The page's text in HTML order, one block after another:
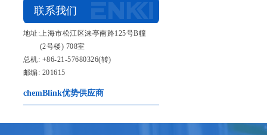
联系我们
地址:上海市松江区涞亭南路125号B幢
(2号楼) 708室
总机: +86-21-57680326(转)
邮编: 201615
chemBlink优势供应商